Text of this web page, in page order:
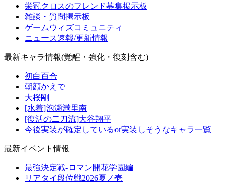
栄冠クロスのフレンド募集掲示板
雑談・質問掲示板
ゲームウィズコミュニティ
ニュース速報/更新情報
最新キャラ情報(覚醒・強化・復刻含む)
初白百合
朝顔かえで
大桜剛
[水着]泡瀬満里南
[復活の二刀流]大谷翔平
今後実装が確定しているor実装しそうなキャラ一覧
最新イベント情報
最強決定戦-ロマン開花学園編
リアタイ段位戦2026夏ノ壱